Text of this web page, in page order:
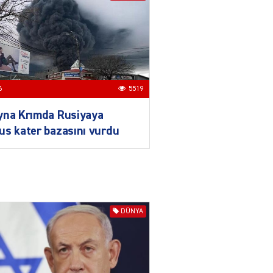
ilə təkbaşına mübarizə
aparır
04.08.2026
Prezident Gömrük
Ermənistanın taleyi BU
TARİXDƏ həll olunacaq
04.08.2026 5501
5519
Krımda Rusiyaya
kater bazasını vurdu
DÜNYA